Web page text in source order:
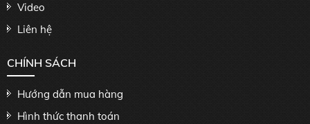
Video
Liên hệ
CHÍNH SÁCH
Hướng dẫn mua hàng
Hình thức thanh toán